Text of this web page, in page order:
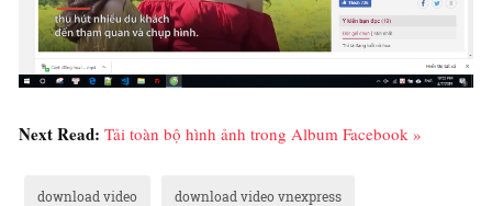
Next Read: Tải toàn bộ hình ảnh trong Album Facebook »
download video download video vnexpress